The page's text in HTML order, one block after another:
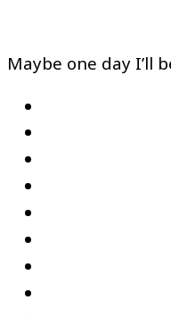
Maybe one day I’ll